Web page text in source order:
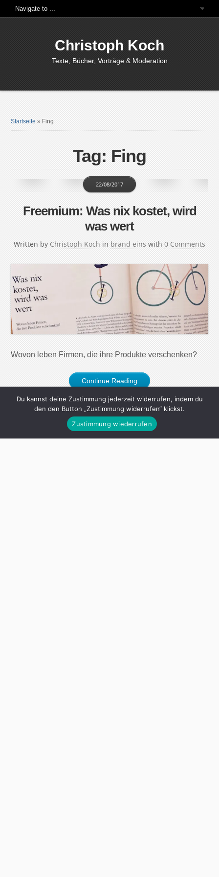
Christoph Koch
Texte, Bücher, Vorträge & Moderation
Startseite » Fing
Tag: Fing
Freemium: Was nix kostet, wird
was wert
Written by Christoph Koch
22/08/2017
in brand eins with 0 Comments
Wovon leben Firmen, die ihre Produkte verschenken?
Continue Reading
Du kannst deine Zustimmung jederzeit widerrufen, indem du
den den Button „Zustimmung widerrufen“ klickst.
Zustimmung wiederrufen